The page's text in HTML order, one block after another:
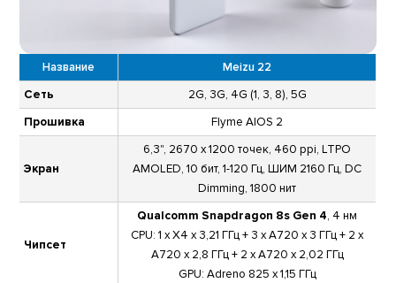
Название
Meizu 22
Сеть
2G, 3G, 4G (1, 3, 8), 5G
Прошивка
Flyme AIOS 2
Экран
6,3", 2670 x 1200 точек, 460 ppi, LTPO
AMOLED, 10 бит, 1-120 Гц, ШИМ 2160 Гц, DC
Dimming, 1800 нит
Чипсет
Qualcomm Snapdragon 8s Gen 4, 4 нм
CPU: 1 x X4 x 3,21 ГГц + 3 x A720 x 3 ГГц + 2 x
A720 x 2,8 ГГц + 2 x A720 x 2,02 ГГц
GPU: Adreno 825 x 1,15 ГГц